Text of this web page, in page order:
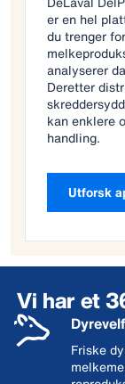
er en hel
du trenger
analyserer
Deretter
kan enklere
handling.
Utforsk
Vi har et
Friske